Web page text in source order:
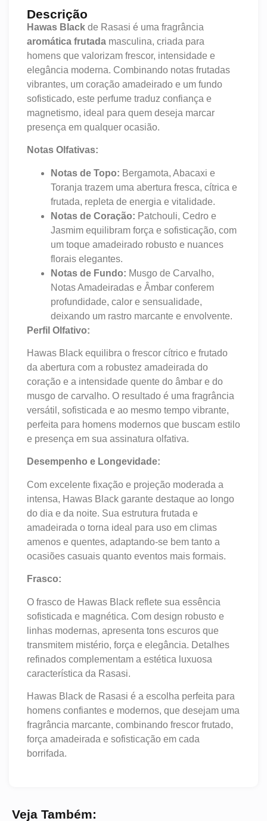
Descrição
Hawas Black de Rasasi é uma fragrância
aromática frutada masculina, criada para
homens que valorizam frescor, intensidade e
elegância moderna. Combinando notas frutadas
vibrantes, um coração amadeirado e um fundo
sofisticado, este perfume traduz confiança e
magnetismo, ideal para quem deseja marcar
presença em qualquer ocasião.
Notas Olfativas:
Notas de Topo: Bergamota, Abacaxi e
Toranja trazem uma abertura fresca, cítrica e
frutada, repleta de energia e vitalidade.
Notas de Coração: Patchouli, Cedro e
Jasmim equilibram força e sofisticação, com
um toque amadeirado robusto e nuances
florais elegantes.
Notas de Fundo: Musgo de Carvalho,
Notas Amadeiradas e Âmbar conferem
profundidade, calor e sensualidade,
deixando um rastro marcante e envolvente.
Perfil Olfativo:
Hawas Black equilibra o frescor cítrico e frutado
da abertura com a robustez amadeirada do
coração e a intensidade quente do âmbar e do
musgo de carvalho. O resultado é uma fragrância
versátil, sofisticada e ao mesmo tempo vibrante,
perfeita para homens modernos que buscam estilo
e presença em sua assinatura olfativa.
Desempenho e Longevidade:
Com excelente fixação e projeção moderada a
intensa, Hawas Black garante destaque ao longo
do dia e da noite. Sua estrutura frutada e
amadeirada o torna ideal para uso em climas
amenos e quentes, adaptando-se bem tanto a
ocasiões casuais quanto eventos mais formais.
Frasco:
O frasco de Hawas Black reflete sua essência
sofisticada e magnética. Com design robusto e
linhas modernas, apresenta tons escuros que
transmitem mistério, força e elegância. Detalhes
refinados complementam a estética luxuosa
característica da Rasasi.
Hawas Black de Rasasi é a escolha perfeita para
homens confiantes e modernos, que desejam uma
fragrância marcante, combinando frescor frutado,
força amadeirada e sofisticação em cada
borrifada.
Veja Também: